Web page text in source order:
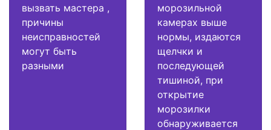
вызвать мастера ,
причины
неисправностей
могут быть
разными
морозильной
камерах выше
нормы, издаются
щелчки и
последующей
тишиной, при
открытие
морозилки
обнаруживается